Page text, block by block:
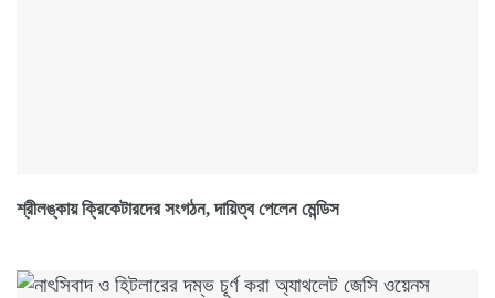
শ্রীলঙ্কায় ক্রিকেটারদের সংগঠন, দায়িত্ব পেলেন মেন্ডিস